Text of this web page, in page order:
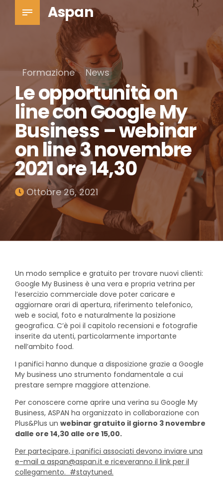
Aspan
Formazione News
Le opportunità on
line con Google My
Business – webinar
on line 3 novembre
2021 ore 14,30
Ottobre 26, 2021
Un modo semplice e gratuito per trovare nuovi clienti:
Google My Business è una vera e propria vetrina per
l’esercizio commerciale dove poter caricare e
aggiornare orari di apertura, riferimento telefonico,
web e social, foto e naturalmente la posizione
geografica. C’è poi il capitolo recensioni e fotografie
inserite da utenti, particolarmente importante
nell’ambito food.
I panifici hanno dunque a disposizione grazie a Google
My business uno strumento fondamentale a cui
prestare sempre maggiore attenzione.
Per conoscere come aprire una verina su Google My
Business, ASPAN ha organizzato in collaborazione con
Plus&Plus un webinar gratuito il giorno 3 novembre
dalle ore 14,30 alle ore 15,00.
Per partecipare, i panifici associati devono inviare una
e-mail a aspan@aspan.it e riceveranno il link per il
collegamento. #staytuned.